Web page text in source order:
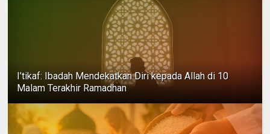
I’tikaf: Ibadah Mendekatkan Diri kepada Allah di 10
Malam Terakhir Ramadhan